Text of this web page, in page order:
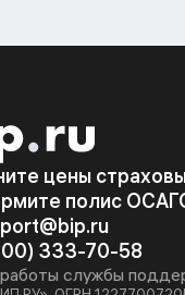
цены
полис
333-70-58
службы